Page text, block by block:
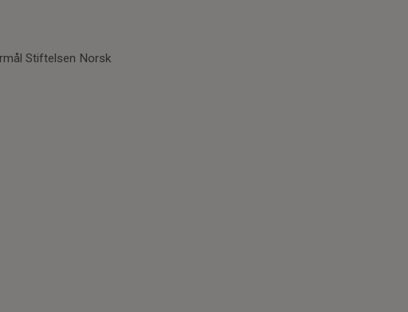
Stiftelsen Norsk